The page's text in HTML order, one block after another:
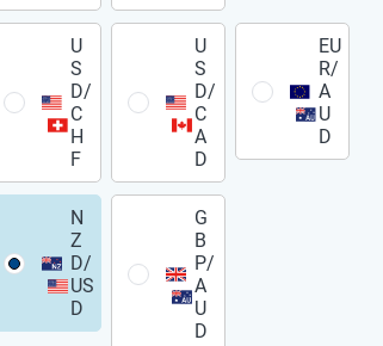
U
S
D/
C
H
F
U
S
D/
C
A
D
EU
R/
A
U
D
N
Z
D/
US
D
G
B
P/
A
U
D